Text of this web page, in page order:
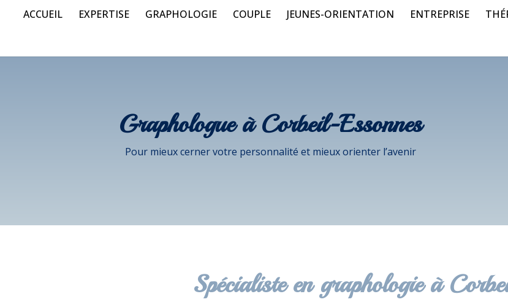
ACCUEIL EXPERTISE GRAPHOLOGIE COUPLE JEUNES-ORIENTATION ENTREPRISE
Graphologue à Corbeil-Essonnes
Pour mieux cerner votre personnalité et mieux orienter l’avenir
Spécialiste en graphologie à